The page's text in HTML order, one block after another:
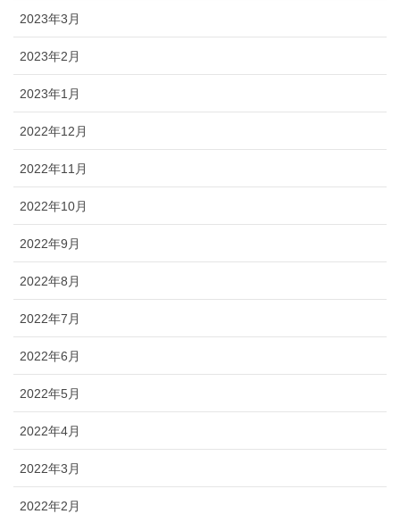
2023年3月
2023年2月
2023年1月
2022年12月
2022年11月
2022年10月
2022年9月
2022年8月
2022年7月
2022年6月
2022年5月
2022年4月
2022年3月
2022年2月